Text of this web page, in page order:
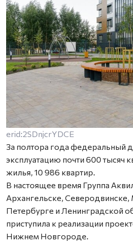
erid:2SDnjcrYDCE
За полтора года федеральный
эксплуатацию почти 600 тысяч
жилья, 10 986 квартир.
В настоящее время Группа
Архангельске, Северодвинске,
Петербурге и Ленинградской
приступила к реализации
Нижнем Новгороде.